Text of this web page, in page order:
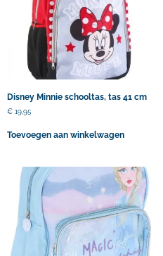
Disney Minnie schooltas, tas 41 cm
€ 19,95
Toevoegen aan winkelwagen